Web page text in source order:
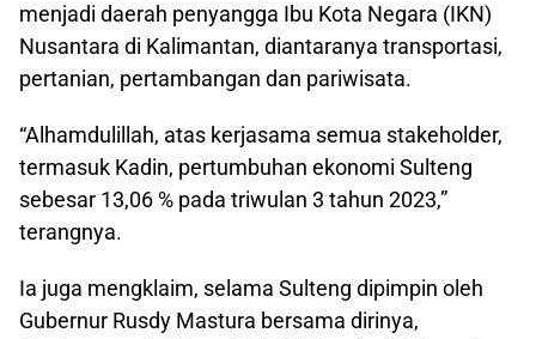
menjadi daerah penyangga Ibu Kota Negara (IKN)
Nusantara di Kalimantan, diantaranya transportasi,
pertanian, pertambangan dan pariwisata.
“Alhamdulillah, atas kerjasama semua stakeholder,
termasuk Kadin, pertumbuhan ekonomi Sulteng
sebesar 13,06 % pada triwulan 3 tahun 2023,”
terangnya.
Ia juga mengklaim, selama Sulteng dipimpin oleh
Gubernur Rusdy Mastura bersama dirinya,